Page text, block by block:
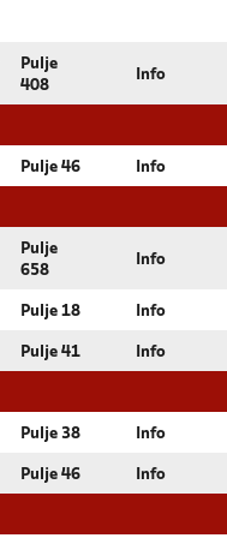
Pulje
408
Info
Pulje 46 Info
Pulje
658
Info
Pulje 18 Info
Pulje 41 Info
Pulje 38 Info
Pulje 46 Info